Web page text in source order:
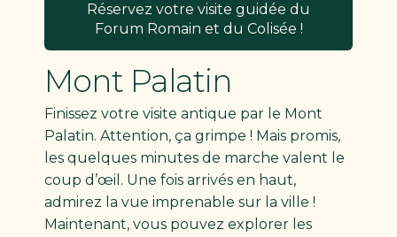
Réservez votre visite guidée du
Forum Romain et du Colisée !
Mont Palatin
Finissez votre visite antique par le Mont
Palatin. Attention, ça grimpe ! Mais promis,
les quelques minutes de marche valent le
coup d’œil. Une fois arrivés en haut,
admirez la vue imprenable sur la ville !
Maintenant, vous pouvez explorer les